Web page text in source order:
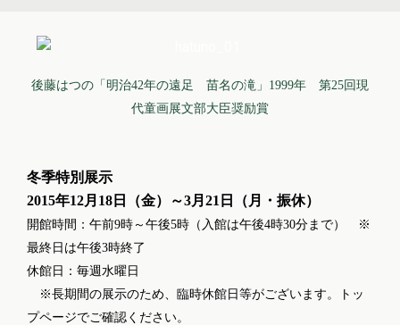
後藤はつの「明治42年の遠足 苗名の滝」1999年 第25回現
代童画展文部大臣奨励賞
冬季特別展示
2015年12月18日（金）～3月21日（月・振休）
開館時間：午前9時～午後5時（入館は午後4時30分まで） ※
最終日は午後3時終了
休館日：毎週水曜日
※長期間の展示のため、臨時休館日等がございます。トッ
プページでご確認ください。